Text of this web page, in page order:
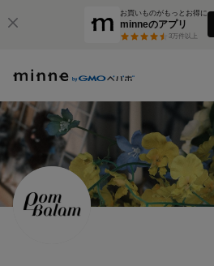
お買いものがもっとお得に
minneのアプリ
3万件以上